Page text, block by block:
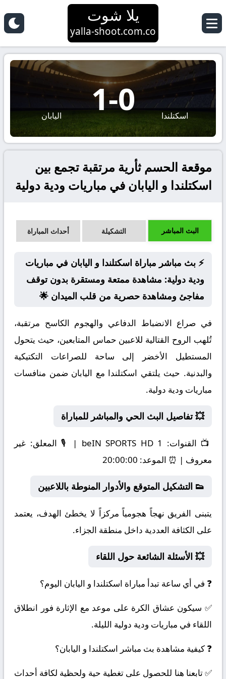
يلا شوت
yalla-shoot.com.co
اسكتلندا 0
-
1 اليابان
موقعة الحسم ثأرية مرتقبة تجمع بين
اسكتلندا و اليابان في مباريات ودية دولية
البث المباشر التشكيلة أحداث المباراة
⚡ بث مباشر مباراة اسكتلندا و اليابان في مباريات
ودية دولية: مشاهدة ممتعة ومستقرة بدون توقف
مفاجئ ومشاهدة حصرية من قلب الميدان 🌟
في صراع الانضباط الدفاعي والهجوم الكاسح مرتقبة،
تُلهب الروح القتالية للاعبين حماس المتابعين، حيث يتحول
المستطيل الأخضر إلى ساحة للصراعات التكتيكية
والبدنية. حيث يلتقي اسكتلندا مع اليابان ضمن منافسات
مباريات ودية دولية.
💥 تفاصيل البث الحي والمباشر للمباراة
📺 القنوات: المعلق: غير
معروف | ⏰ الموعد:
👟 التشكيل المتوقع والأدوار المنوطة باللاعبين
يتبنى الفريق نهجاً هجومياً مركزاً لا يخطئ الهدف، يعتمد
على الكثافة العددية داخل منطقة الجزاء.
💥 الأسئلة الشائعة حول اللقاء
❓ في أي ساعة تبدأ مباراة اسكتلندا و اليابان اليوم؟
✅ سيكون عشاق الكرة على موعد مع الإثارة فور انطلاق
اللقاء في مباريات ودية دولية الليلة.
❓ كيفية مشاهدة بث مباشر اسكتلندا و اليابان؟
✅ تابعنا هنا للحصول على تغطية حية ولحظية لكافة أحداث